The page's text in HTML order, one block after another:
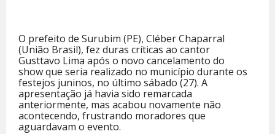
O prefeito de Surubim (PE), Cléber Chaparral
(União Brasil), fez duras críticas ao cantor
Gusttavo Lima após o novo cancelamento do
show que seria realizado no município durante os
festejos juninos, no último sábado (27). A
apresentação já havia sido remarcada
anteriormente, mas acabou novamente não
acontecendo, frustrando moradores que
aguardavam o evento.